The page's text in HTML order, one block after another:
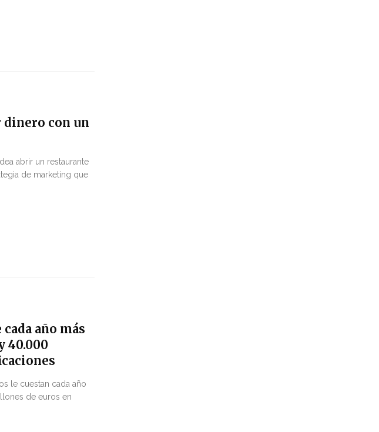
dinero con un
abrir un restaurante
de marketing que
año más
40.000
le cuestan cada año
de euros en